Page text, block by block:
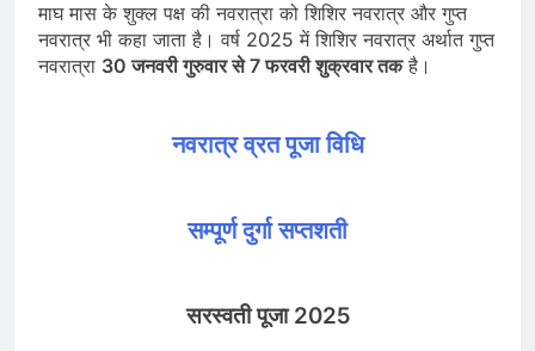
माघ मास के शुक्ल पक्ष की नवरात्रा को शिशिर नवरात्र और गुप्त
नवरात्र भी कहा जाता है। वर्ष 2025 में शिशिर नवरात्र अर्थात गुप्त
नवरात्रा 30 जनवरी गुरुवार से 7 फरवरी शुक्रवार तकहै।
नवरात्र व्रत पूजा विधि
सम्पूर्ण दुर्गा सप्तशती
सरस्वती पूजा 2025